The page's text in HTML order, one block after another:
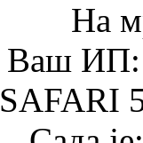
На
Ваш ИП:
SAFARI